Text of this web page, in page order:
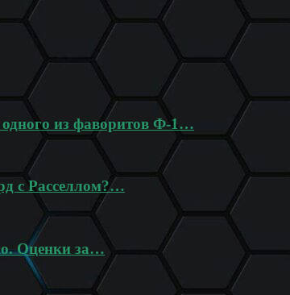
одного из фаворитов Ф-1…
с Расселлом?…
Оценки за…